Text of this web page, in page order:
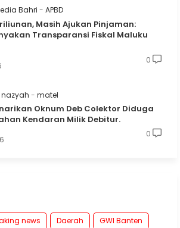
Bahri APBD
Masih Ajukan Pinjaman:
Transparansi Fiskal Maluku
0
matel
Oknum Deb Colektor Diduga
Kendaran Milik Debitur.
0
news Daerah
GWI Banten